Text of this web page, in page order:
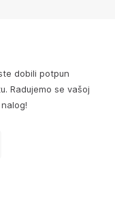
dobili potpun
Radujemo se vašoj